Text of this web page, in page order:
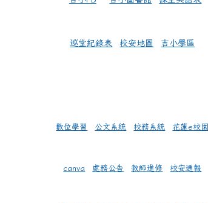
巡堂紀錄表 校安地圖 吉小學區
數位學習 公文系統 校務系統 花蓮e校園
canva 處務公告 教師進修 校安通報